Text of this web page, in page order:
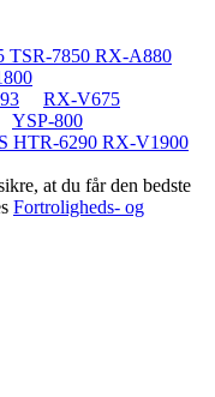
TSR-7850 RX-A880
RX-V675
YSP-800
HTR-6290 RX-V1900
at du får den bedste
Fortroligheds- og